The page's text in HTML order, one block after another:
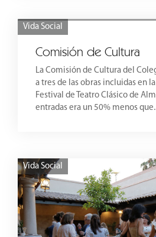
Vida Social
Comisión de Cultura
La Comisión de Cultura del
a tres de las obras incluidas en
Festival de Teatro Clásico de
entradas era un 50% menos
Vida Social